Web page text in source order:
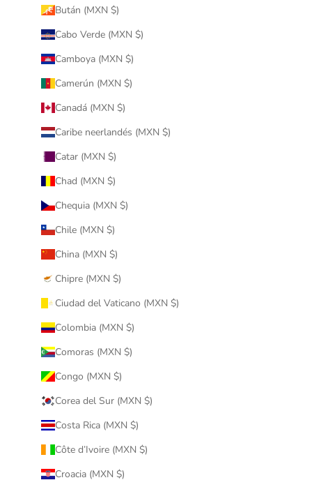
Bután (MXN $)
Cabo Verde (MXN $)
Camboya (MXN $)
Camerún (MXN $)
Canadá (MXN $)
Caribe neerlandés (MXN $)
Catar (MXN $)
Chad (MXN $)
Chequia (MXN $)
Chile (MXN $)
China (MXN $)
Chipre (MXN $)
Ciudad del Vaticano (MXN $)
Colombia (MXN $)
Comoras (MXN $)
Congo (MXN $)
Corea del Sur (MXN $)
Costa Rica (MXN $)
Côte d’Ivoire (MXN $)
Croacia (MXN $)